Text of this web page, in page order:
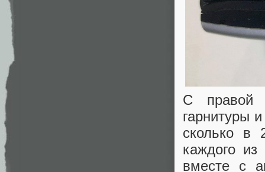
С правой
гарнитуры
сколько в
каждого из
вместе с